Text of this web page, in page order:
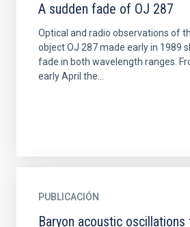
A sudden fade of OJ 287
Optical and radio observations of
object OJ 287 made early in 1989
fade in both wavelength ranges.
early April the...
PUBLICACIÓN
Baryon acoustic oscillations